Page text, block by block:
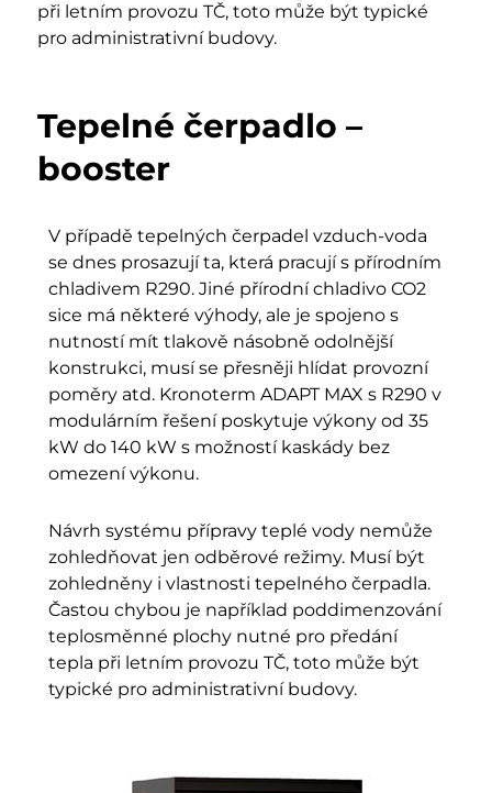
při letním provozu TČ, toto může být typické
pro administrativní budovy.
Tepelné čerpadlo –
booster
V případě tepelných čerpadel vzduch-voda
se dnes prosazují ta, která pracují s přírodním
chladivem R290. Jiné přírodní chladivo CO2
sice má některé výhody, ale je spojeno s
nutností mít tlakově násobně odolnější
konstrukci, musí se přesněji hlídat provozní
poměry atd. Kronoterm ADAPT MAX s R290 v
modulárním řešení poskytuje výkony od 35
kW do 140 kW s možností kaskády bez
omezení výkonu.
Návrh systému přípravy teplé vody nemůže
zohledňovat jen odběrové režimy. Musí být
zohledněny i vlastnosti tepelného čerpadla.
Častou chybou je například poddimenzování
teplosměnné plochy nutné pro předání
tepla při letním provozu TČ, toto může být
typické pro administrativní budovy.